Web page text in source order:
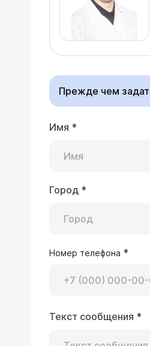
Прежде чем
Имя *
Город *
Номер телефона *
Текст сообщения *